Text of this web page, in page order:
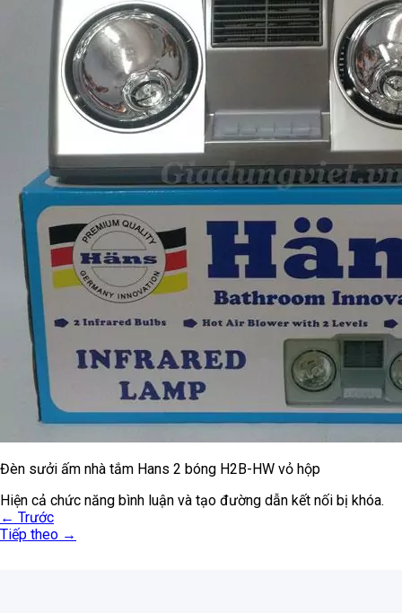
Đèn sưởi ấm nhà tắm Hans 2 bóng H2B-HW vỏ hộp
Hiện cả chức năng bình luận và tạo đường dẫn kết nối bị khóa.
← Trước
Tiếp theo →